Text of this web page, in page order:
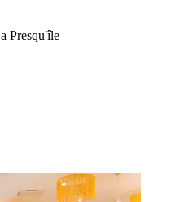
Presqu'île